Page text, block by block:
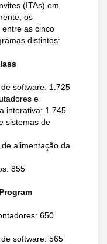
(ITAs) em
os
as cinco
distintos:
software: 1.725
e
interativa: 1.745
sistemas de
alimentação da
855
650
software: 565